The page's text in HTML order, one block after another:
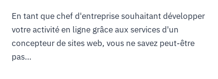
En tant que chef d'entreprise souhaitant développer
votre activité en ligne grâce aux services d'un
concepteur de sites web, vous ne savez peut-être
pas…